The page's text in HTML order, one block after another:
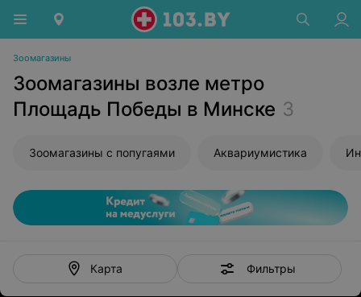
Зоомагазины
Зоомагазины возле метро
Площадь Победы в Минске 3
Зоомагазины с попугаями Аквариумистика
Карта Фильтры